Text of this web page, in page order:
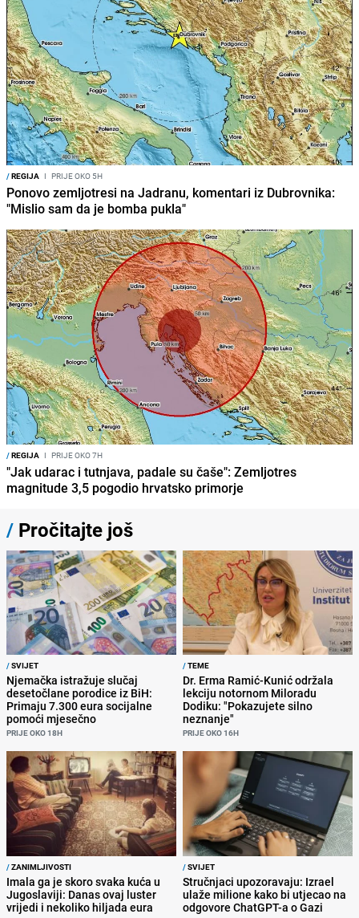
/REGIJA I PRIJE OKO 5H
Ponovo zemljotresi na Jadranu, komentari iz Dubrovnika:
"Mislio sam da je bomba pukla"
/REGIJA I PRIJE OKO 7H
"Jak udarac i tutnjava, padale su čaše": Zemljotres
magnitude 3,5 pogodio hrvatsko primorje
/ Pročitajte još
/SVIJET
Njemačka istražuje slučaj
desetočlane porodice iz BiH:
Primaju 7.300 eura socijalne
pomoći mjesečno
PRIJE OKO 18H
/TEME
Dr. Erma Ramić-Kunić održala
lekciju notornom Miloradu
Dodiku: "Pokazujete silno
neznanje"
PRIJE OKO 16H
/ZANIMLJIVOSTI
Imala ga je skoro svaka kuća u
Jugoslaviji: Danas ovaj luster
vrijedi i nekoliko hiljada eura
/SVIJET
Stručnjaci upozoravaju: Izrael
ulaže milione kako bi utjecao na
odgovore ChatGPT-a o Gazi